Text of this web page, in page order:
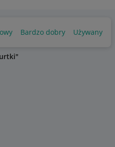
Bardzo dobry Używany